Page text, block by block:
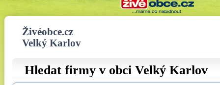
Živéobce.cz
Velký Karlov
Hledat firmy v obci Velký Karlov